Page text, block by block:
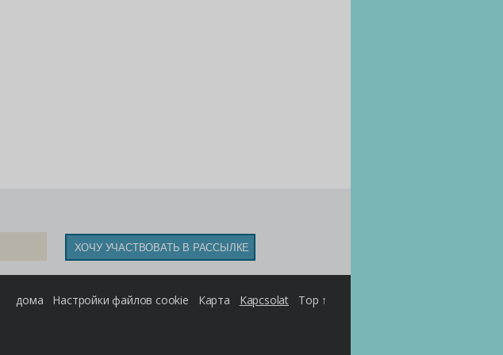
Top ↑
дома Настройки файлов cookie Карта Kapcsolat